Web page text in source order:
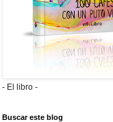
- El libro -
Buscar este blog